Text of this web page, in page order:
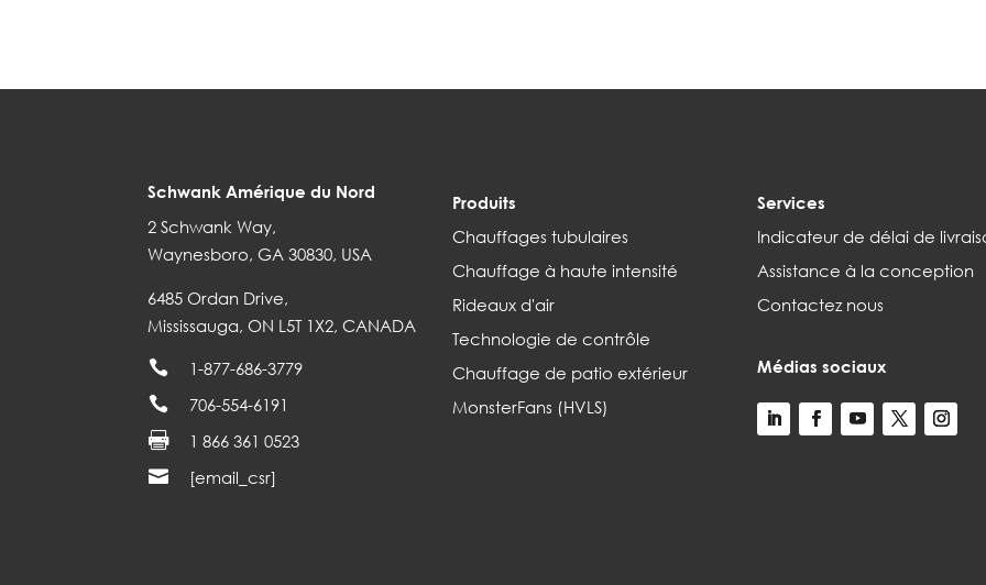
Schwank Amérique du Nord
2 Schwank Way,
Waynesboro, GA 30830, USA
6485 Ordan Drive,
Mississauga, ON L5T 1X2, CANADA
 1-877-686-3779
 706-554-6191
 1 866 361 0523
 [email_csr]
Produits
Chauffages tubulaires
Chauffage à haute intensité
Rideaux d'air
Technologie de contrôle
Chauffage de patio extérieur
MonsterFans (HVLS)
Services
Indicateur de délai de
Assistance à la conception
Contactez nous
Médias sociaux